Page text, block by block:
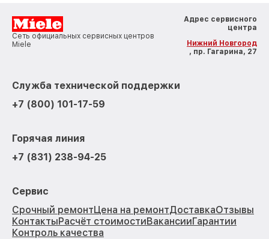
Сеть официальных сервисных центров
Miele
Адрес сервисного
центра
Нижний Новгород
, пр. Гагарина, 27
Служба технической поддержки
+7 (800) 101-17-59
Горячая линия
+7 (831) 238-94-25
Сервис
Срочный ремонтЦена на ремонтДоставкаОтзывы
КонтактыРасчёт стоимостиВакансииГарантии
Контроль качества